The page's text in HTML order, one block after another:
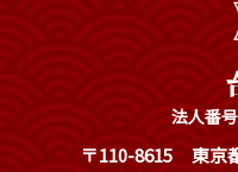
法人番
〒110-8615
東京